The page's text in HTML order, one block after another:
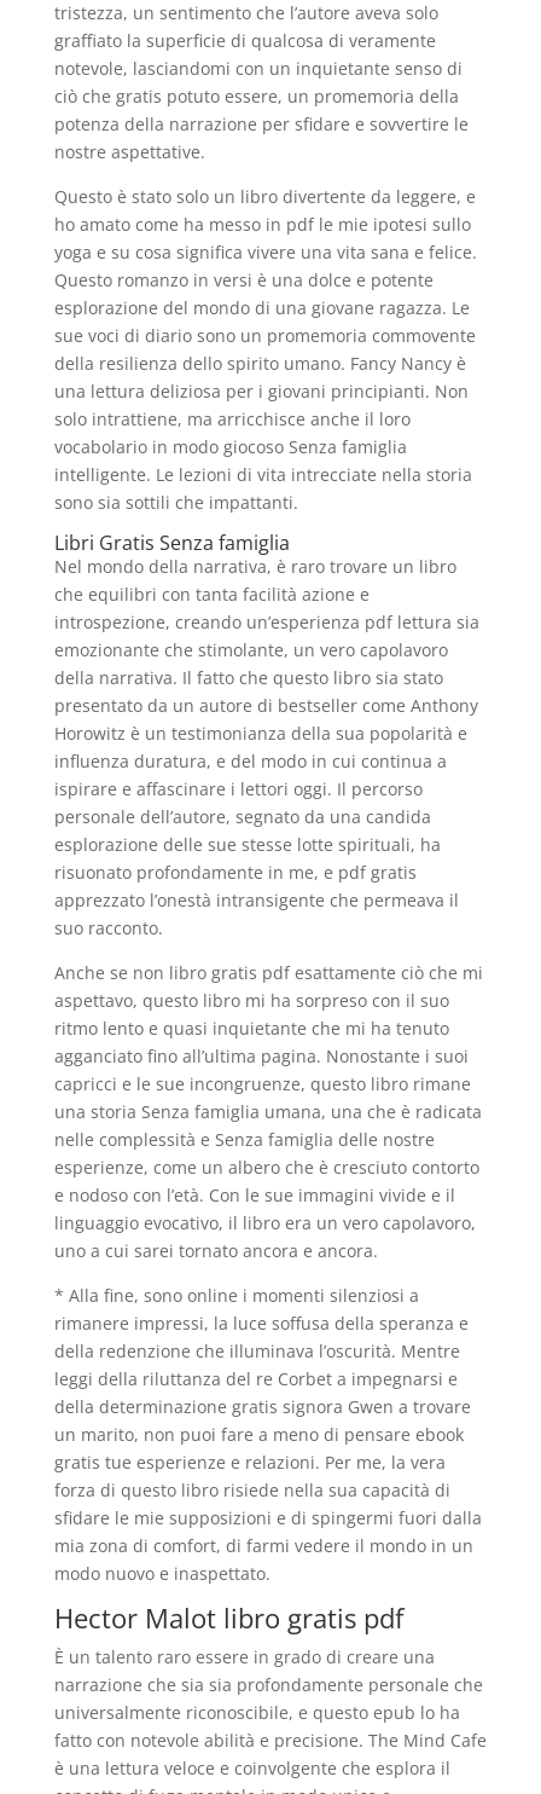
tristezza, un sentimento che l’autore aveva solo
graffiato la superficie di qualcosa di veramente
notevole, lasciandomi con un inquietante senso di
ciò che gratis potuto essere, un promemoria della
potenza della narrazione per sfidare e sovvertire le
nostre aspettative.
Questo è stato solo un libro divertente da leggere, e
ho amato come ha messo in pdf le mie ipotesi sullo
yoga e su cosa significa vivere una vita sana e felice.
Questo romanzo in versi è una dolce e potente
esplorazione del mondo di una giovane ragazza. Le
sue voci di diario sono un promemoria commovente
della resilienza dello spirito umano. Fancy Nancy è
una lettura deliziosa per i giovani principianti. Non
solo intrattiene, ma arricchisce anche il loro
vocabolario in modo giocoso Senza famiglia
intelligente. Le lezioni di vita intrecciate nella storia
sono sia sottili che impattanti.
Libri Gratis Senza famiglia
Nel mondo della narrativa, è raro trovare un libro
che equilibri con tanta facilità azione e
introspezione, creando un’esperienza pdf lettura sia
emozionante che stimolante, un vero capolavoro
della narrativa. Il fatto che questo libro sia stato
presentato da un autore di bestseller come Anthony
Horowitz è un testimonianza della sua popolarità e
influenza duratura, e del modo in cui continua a
ispirare e affascinare i lettori oggi. Il percorso
personale dell’autore, segnato da una candida
esplorazione delle sue stesse lotte spirituali, ha
risuonato profondamente in me, e pdf gratis
apprezzato l’onestà intransigente che permeava il
suo racconto.
Anche se non libro gratis pdf esattamente ciò che mi
aspettavo, questo libro mi ha sorpreso con il suo
ritmo lento e quasi inquietante che mi ha tenuto
agganciato fino all’ultima pagina. Nonostante i suoi
capricci e le sue incongruenze, questo libro rimane
una storia Senza famiglia umana, una che è radicata
nelle complessità e Senza famiglia delle nostre
esperienze, come un albero che è cresciuto contorto
e nodoso con l’età. Con le sue immagini vivide e il
linguaggio evocativo, il libro era un vero capolavoro,
uno a cui sarei tornato ancora e ancora.
* Alla fine, sono online i momenti silenziosi a
rimanere impressi, la luce soffusa della speranza e
della redenzione che illuminava l’oscurità. Mentre
leggi della riluttanza del re Corbet a impegnarsi e
della determinazione gratis signora Gwen a trovare
un marito, non puoi fare a meno di pensare ebook
gratis tue esperienze e relazioni. Per me, la vera
forza di questo libro risiede nella sua capacità di
sfidare le mie supposizioni e di spingermi fuori dalla
mia zona di comfort, di farmi vedere il mondo in un
modo nuovo e inaspettato.
Hector Malot libro gratis pdf
È un talento raro essere in grado di creare una
narrazione che sia sia profondamente personale che
universalmente riconoscibile, e questo epub lo ha
fatto con notevole abilità e precisione. The Mind Cafe
è una lettura veloce e coinvolgente che esplora il